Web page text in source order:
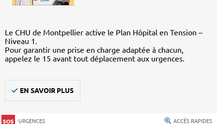
Le CHU de Montpellier active le Plan Hôpital en Tension –
Niveau 1.
Pour garantir une prise en charge adaptée à chacun,
appelez le 15 avant tout déplacement aux urgences.
EN SAVOIR PLUS
URGENCES ACCÈS RAPIDES